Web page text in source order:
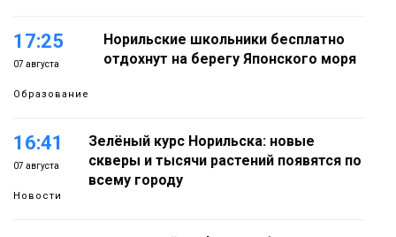
17:25
07 августа
Образование
Норильские школьники бесплатно
отдохнут на берегу Японского моря
16:41
07 августа
Новости
Зелёный курс Норильска: новые
скверы и тысячи растений появятся по
всему городу